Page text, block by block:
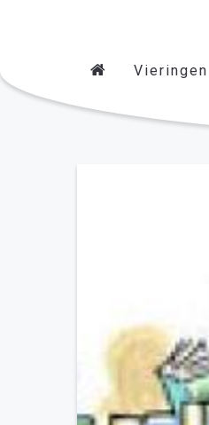
Vieringen